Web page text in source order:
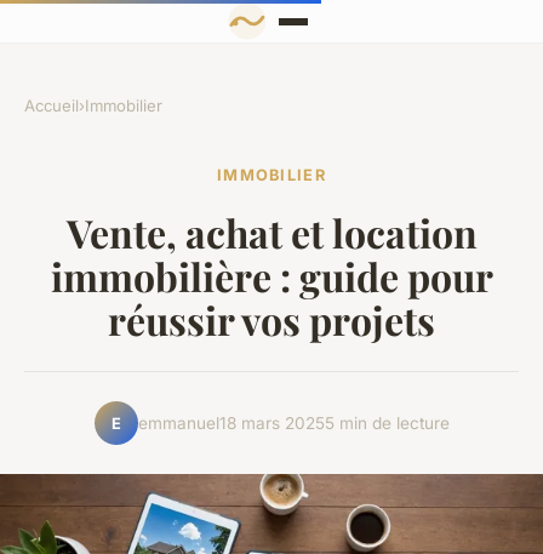
Accueil›Immobilier
IMMOBILIER
Vente, achat et location
immobilière : guide pour
réussir vos projets
E emmanuel18 mars 20255 min de lecture